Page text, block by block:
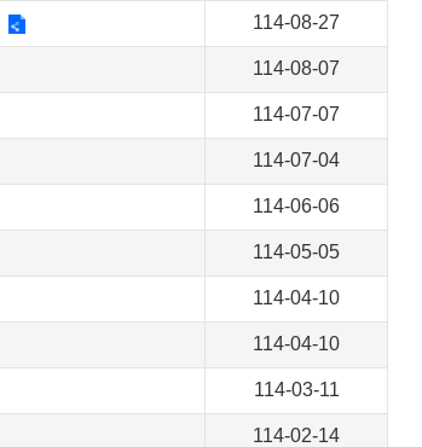
114-08-27
114-08-07
114-07-07
114-07-04
114-06-06
114-05-05
114-04-10
114-04-10
114-03-11
114-02-14